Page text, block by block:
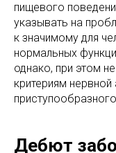
пищевого
указывать на
к значимому для
нормальных
однако, при этом
критериям нервной
Дебют